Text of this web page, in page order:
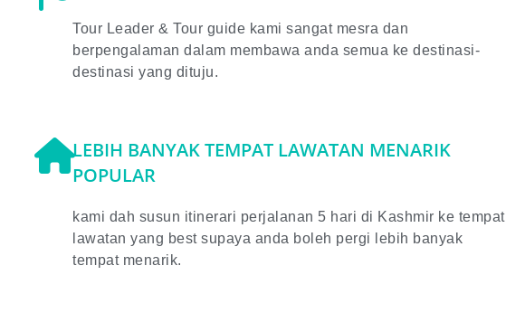
Tour Leader & Tour guide kami sangat mesra dan
berpengalaman dalam membawa anda semua ke destinasi-
destinasi yang dituju.
LEBIH BANYAK TEMPAT LAWATAN MENARIK
POPULAR
kami dah susun itinerari perjalanan 5 hari di Kashmir ke tempat
lawatan yang best supaya anda boleh pergi lebih banyak
tempat menarik.